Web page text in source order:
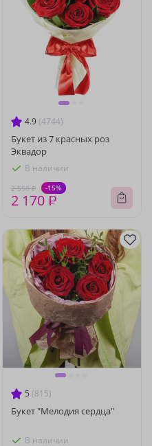
4.9 (4744)
Букет из 7 красных роз
Эквадор
В наличии
2 550 ₽ -15%
2 170 ₽
5 (815)
Букет "Мелодия сердца"
В наличии